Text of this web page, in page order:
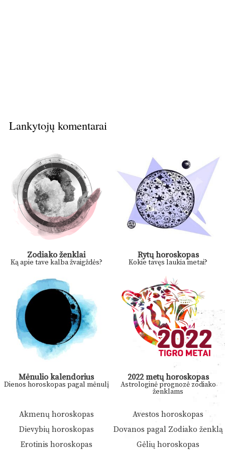
Lankytojų komentarai
Zodiako ženklai
Ką apie tave kalba žvaigždės?
Rytų horoskopas
Kokie tavęs laukia metai?
Mėnulio kalendorius
Dienos horoskopas pagal mėnulį
2022 metų horoskopas
Astrologinė prognozė zodiako
ženklams
Akmenų horoskopas
Avestos horoskopas
Dievybių horoskopas
Dovanos pagal Zodiako ženklą
Erotinis horoskopas
Gėlių horoskopas